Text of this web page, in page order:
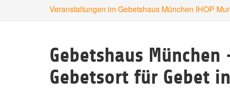
Veranstaltungen im Gebetshaus München IHOP
Gebetshaus
Gebetsort für Gebet